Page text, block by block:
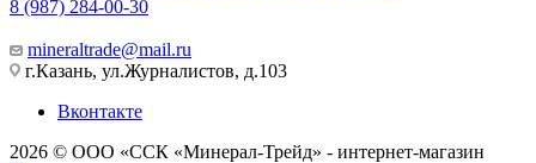
8 (987) 284-00-30
mineraltrade@mail.ru
г.Казань, ул.Журналистов, д.103
Вконтакте
2026 © ООО «ССК «Минерал-Трейд» - интернет-магазин